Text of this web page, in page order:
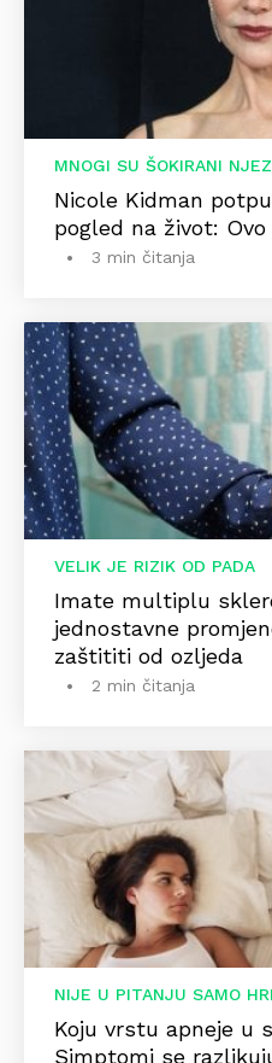
MNOGI SU ŠOKIRANI
Nicole Kidman
pogled na život:
3 min čitanja
VELIK JE RIZIK OD PADA
Imate multiplu
jednostavne
zaštititi od ozljeda
2 min čitanja
NIJE U PITANJU SAMO
Koju vrstu apneje u
Simptomi se